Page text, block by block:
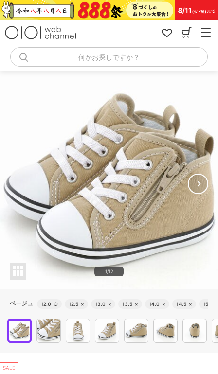
コ
ン
何かお探しですか？
1/12
ベージュ 12.0 ○ 12.5 × 13.0 × 13.5 × 14.0 × 14.5 × 15.0
SALE